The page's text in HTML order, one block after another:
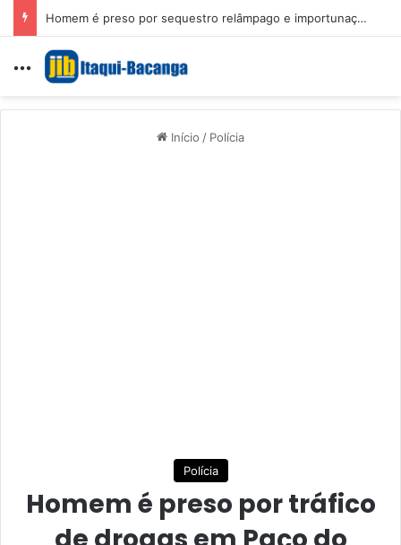
Homem é preso por sequestro relâmpago e importunação sexual em São Luís
Menu
Início / Polícia
Polícia
Homem é preso por tráfico